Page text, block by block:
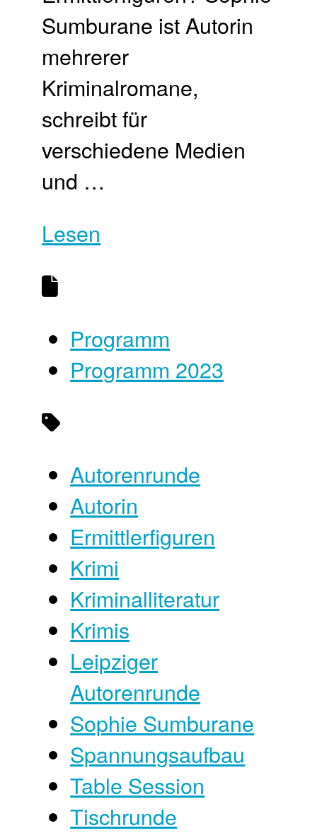
Sumburane ist Autorin
mehrerer
Kriminalromane,
schreibt für
verschiedene Medien
und …
Lesen
Programm
Programm 2023
Autorenrunde
Autorin
Ermittlerfiguren
Krimi
Kriminalliteratur
Krimis
Leipziger
Autorenrunde
Sophie Sumburane
Spannungsaufbau
Table Session
Tischrunde